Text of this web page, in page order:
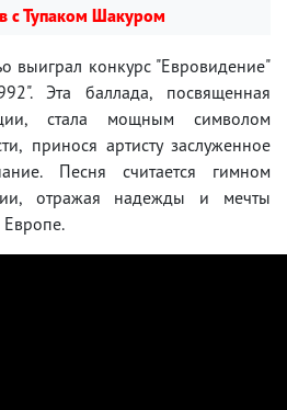
с Тупаком Шакуром
выиграл конкурс "Евровидение"
Эта баллада, посвященная
стала мощным символом
принося артисту заслуженное
Песня считается гимном
отражая надежды и мечты